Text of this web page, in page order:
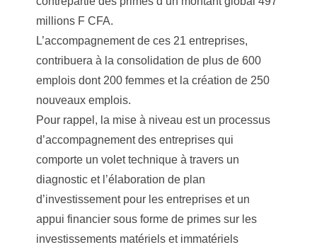
millions F CFA.
L’accompagnement de ces 21 entreprises,
contribuera à la consolidation de plus de 600
emplois dont 200 femmes et la création de 250
nouveaux emplois.
Pour rappel, la mise à niveau est un processus
d’accompagnement des entreprises qui
comporte un volet technique à travers un
diagnostic et l’élaboration de plan
d’investissement pour les entreprises et un
appui financier sous forme de primes sur les
investissements matériels et immatériels